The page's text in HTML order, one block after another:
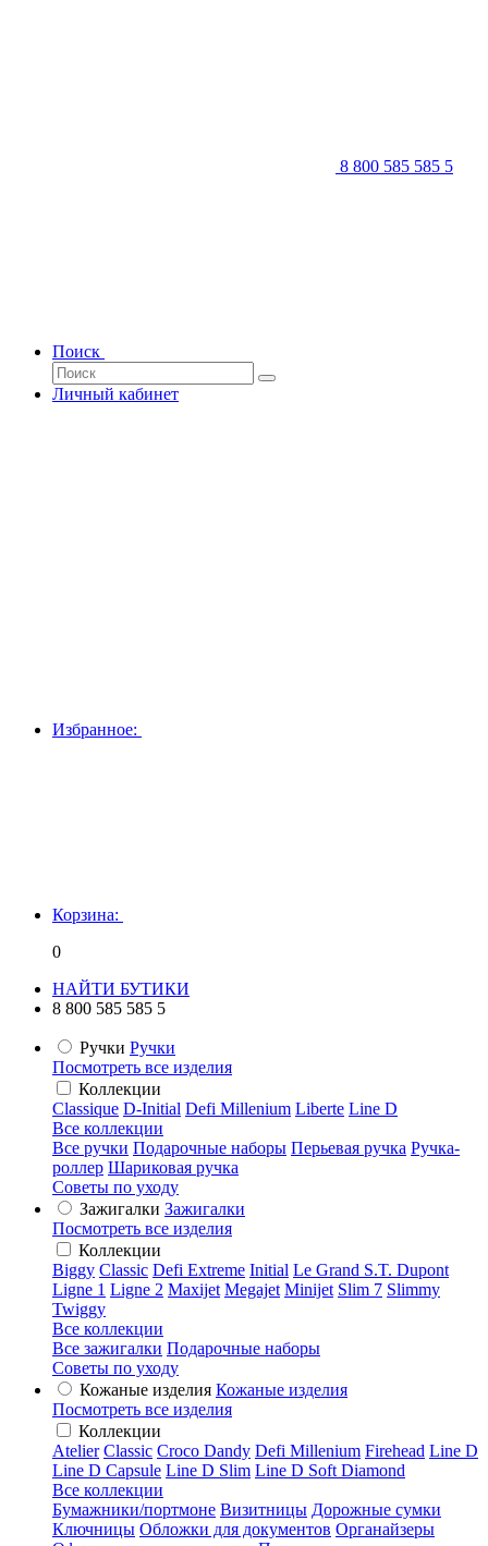
8 800 585 585 5
Поиск
Личный кабинет
Избранное:
Корзина:
0
НАЙТИ БУТИКИ
8 800 585 585 5
Ручки Ручки
Посмотреть все изделия
Коллекции
Classique D-Initial Defi Millenium Liberte Line D
Все коллекции
Все ручки Подарочные наборы Перьевая ручка Ручка-
роллер Шариковая ручка
Советы по уходу
Зажигалки Зажигалки
Посмотреть все изделия
Коллекции
Biggy Classic Defi Extreme Initial Le Grand S.T. Dupont
Ligne 1 Ligne 2 Maxijet Megajet Minijet Slim 7 Slimmy
Twiggy
Все коллекции
Все зажигалки Подарочные наборы
Советы по уходу
Кожаные изделия Кожаные изделия
Посмотреть все изделия
Коллекции
Atelier Classic Croco Dandy Defi Millenium Firehead Line D
Line D Capsule Line D Slim Line D Soft Diamond
Все коллекции
Бумажники/портмоне Визитницы Дорожные сумки
Ключницы Обложки для документов Органайзеры